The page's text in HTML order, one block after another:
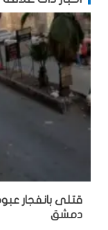
قتلى بانفجار
دمشق